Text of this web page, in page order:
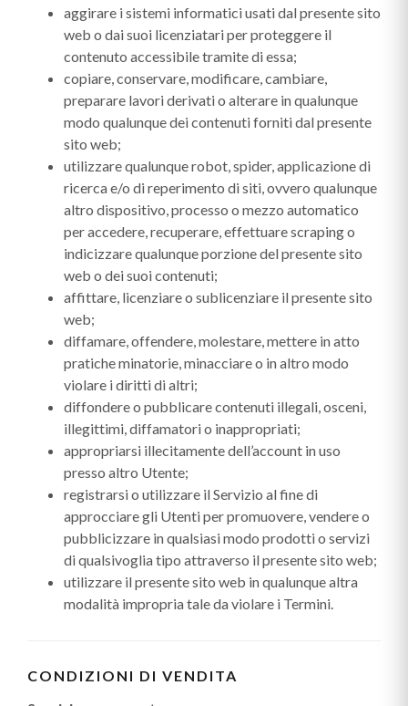
aggirare i sistemi informatici usati dal presente sito
web o dai suoi licenziatari per proteggere il
contenuto accessibile tramite di essa;
copiare, conservare, modificare, cambiare,
preparare lavori derivati o alterare in qualunque
modo qualunque dei contenuti forniti dal presente
sito web;
utilizzare qualunque robot, spider, applicazione di
ricerca e/o di reperimento di siti, ovvero qualunque
altro dispositivo, processo o mezzo automatico
per accedere, recuperare, effettuare scraping o
indicizzare qualunque porzione del presente sito
web o dei suoi contenuti;
affittare, licenziare o sublicenziare il presente sito
web;
diffamare, offendere, molestare, mettere in atto
pratiche minatorie, minacciare o in altro modo
violare i diritti di altri;
diffondere o pubblicare contenuti illegali, osceni,
illegittimi, diffamatori o inappropriati;
appropriarsi illecitamente dell’account in uso
presso altro Utente;
registrarsi o utilizzare il Servizio al fine di
approcciare gli Utenti per promuovere, vendere o
pubblicizzare in qualsiasi modo prodotti o servizi
di qualsivoglia tipo attraverso il presente sito web;
utilizzare il presente sito web in qualunque altra
modalità impropria tale da violare i Termini.
CONDIZIONI DI VENDITA